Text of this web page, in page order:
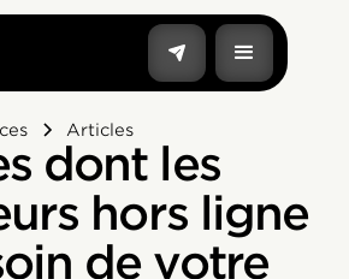
Articles
dont les
hors ligne
de votre